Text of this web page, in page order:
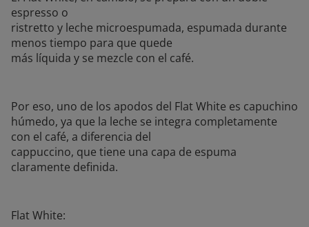
espresso o
ristretto y leche microespumada, espumada durante
menos tiempo para que quede
más líquida y se mezcle con el café.
Por eso, uno de los apodos del Flat White es capuchino
húmedo, ya que la leche se integra completamente
con el café, a diferencia del
cappuccino, que tiene una capa de espuma
claramente definida.
Flat White: